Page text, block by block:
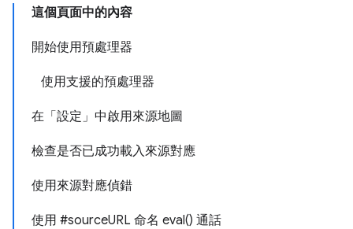
這個頁面中的內容
開始使用預處理器
使用支援的預處理器
在「設定」中啟用來源地圖
檢查是否已成功載入來源對應
使用來源對應偵錯
使用 #sourceURL 命名 eval() 通話